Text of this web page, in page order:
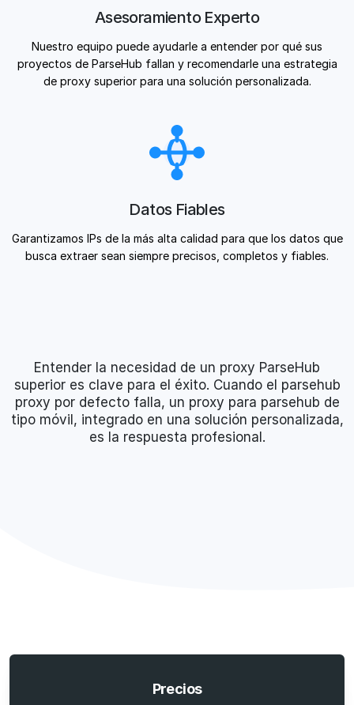
Asesoramiento Experto
Nuestro equipo puede ayudarle a entender por qué sus
proyectos de ParseHub fallan y recomendarle una estrategia
de proxy superior para una solución personalizada.
Datos Fiables
Garantizamos IPs de la más alta calidad para que los datos que
busca extraer sean siempre precisos, completos y fiables.
Entender la necesidad de un proxy ParseHub
superior es clave para el éxito. Cuando el parsehub
proxy por defecto falla, un proxy para parsehub de
tipo móvil, integrado en una solución personalizada,
es la respuesta profesional.
Precios